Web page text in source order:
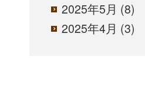
2025年5月 (8)
2025年4月 (3)